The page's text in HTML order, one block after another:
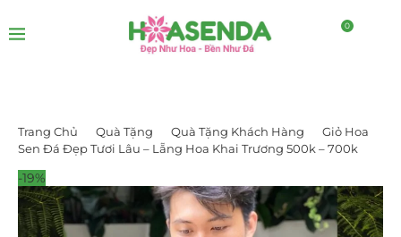
0
Trang Chủ Quà Tặng Quà Tặng Khách Hàng
Giỏ Hoa
Sen Đá Đẹp Tươi Lâu – Lẵng Hoa Khai Trương 500k – 700k
-19%